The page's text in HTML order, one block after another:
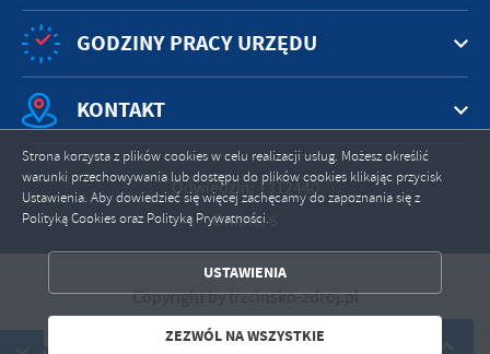
GODZINY PRACY URZĘDU
KONTAKT
Odwiedzin: 1312440
Online: 6
Copyright by trzcinsko-zdroj.pl
2ClickPortal® - Portale nowej generacji
Strona korzysta z plików cookies w celu realizacji usług. Możesz określić
warunki przechowywania lub dostępu do plików cookies klikając przycisk
Ustawienia. Aby dowiedzieć się więcej zachęcamy do zapoznania się z
Polityką Cookies oraz Polityką Prywatności.
USTAWIENIA
ZEZWÓL NA WSZYSTKIE
ZEZWÓL NA WSZYSTKIE